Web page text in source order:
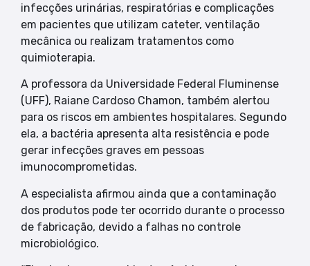
infecções urinárias, respiratórias e complicações
em pacientes que utilizam cateter, ventilação
mecânica ou realizam tratamentos como
quimioterapia.
A professora da Universidade Federal Fluminense
(UFF), Raiane Cardoso Chamon, também alertou
para os riscos em ambientes hospitalares. Segundo
ela, a bactéria apresenta alta resistência e pode
gerar infecções graves em pessoas
imunocomprometidas.
A especialista afirmou ainda que a contaminação
dos produtos pode ter ocorrido durante o processo
de fabricação, devido a falhas no controle
microbiológico.